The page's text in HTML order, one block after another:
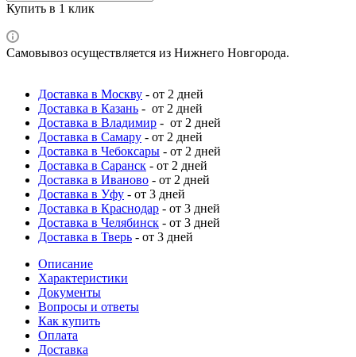
Купить в 1 клик
Самовывоз осуществляется из Нижнего Новгорода.
Доставка в Москву - от 2 дней
Доставка в Казань - от 2 дней
Доставка в Владимир - от 2 дней
Доставка в Самару - от 2 дней
Доставка в Чебоксары - от 2 дней
Доставка в Саранск - от 2 дней
Доставка в Иваново - от 2 дней
Доставка в Уфу - от 3 дней
Доставка в Краснодар - от 3 дней
Доставка в Челябинск - от 3 дней
Доставка в Тверь - от 3 дней
Описание
Характеристики
Документы
Вопросы и ответы
Как купить
Оплата
Доставка